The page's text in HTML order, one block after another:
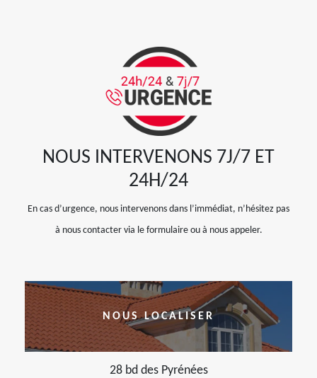
NOUS INTERVENONS 7J/7 ET
24H/24
En cas d’urgence, nous intervenons dans l’immédiat, n’hésitez pas
à nous contacter via le formulaire ou à nous appeler.
NOUS LOCALISER
28 bd des Pyrénées